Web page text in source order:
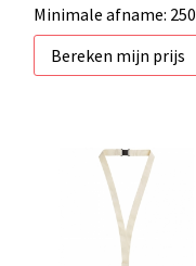
Minimale afname: 250
Bereken mijn prijs